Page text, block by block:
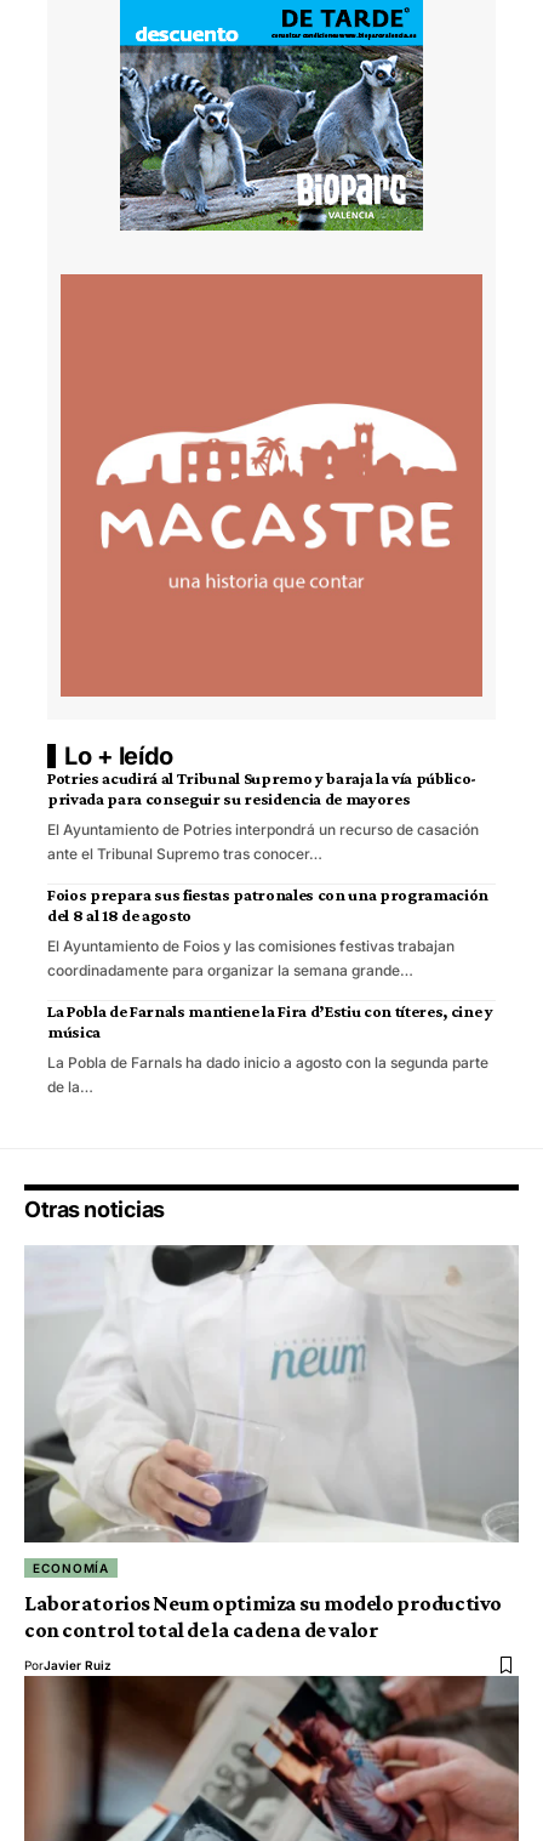
Lo + leído
Potries acudirá al Tribunal Supremo y baraja la vía público-
privada para conseguir su residencia de mayores
El Ayuntamiento de Potries interpondrá un recurso de casación
ante el Tribunal Supremo tras conocer…
Foios prepara sus fiestas patronales con una programación
del 8 al 18 de agosto
El Ayuntamiento de Foios y las comisiones festivas trabajan
coordinadamente para organizar la semana grande…
La Pobla de Farnals mantiene la Fira d’Estiu con títeres, cine y
música
La Pobla de Farnals ha dado inicio a agosto con la segunda parte
de la…
Otras noticias
ECONOMÍA
Laboratorios Neum optimiza su modelo productivo
con control total de la cadena de valor
PorJavier Ruiz